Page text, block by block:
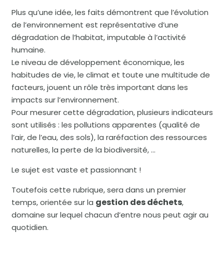
Plus qu’une idée, les faits démontrent que l’évolution
de l’environnement est représentative d’une
dégradation de l’habitat, imputable à l’activité
humaine.
Le niveau de développement économique, les
habitudes de vie, le climat et toute une multitude de
facteurs, jouent un rôle très important dans les
impacts sur l’environnement.
Pour mesurer cette dégradation, plusieurs indicateurs
sont utilisés : les pollutions apparentes (qualité de
l’air, de l’eau, des sols), la raréfaction des ressources
naturelles, la perte de la biodiversité, …
Le sujet est vaste et passionnant !
Toutefois cette rubrique, sera dans un premier
temps, orientée sur la gestion des déchets,
domaine sur lequel chacun d’entre nous peut agir au
quotidien.